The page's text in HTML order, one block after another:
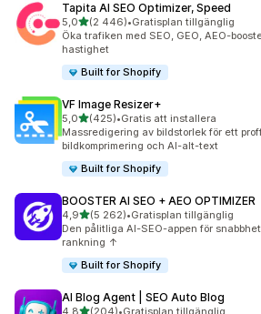
Tapita AI SEO Optimizer, Speed
5,0av 5 stjärnor
(2 446)
2446 recensioner totalt
•Gratisplan tillgänglig
Öka trafiken med SEO, GEO, AEO-
hastighet
Built for Shopify
VF Image Resizer+
5,0av 5 stjärnor
(425)
425 recensioner totalt
•Gratis att installera
Massredigering av bildstorlek för ett
bildkomprimering och AI-alt-text
Built for Shopify
BOOSTER AI SEO + AEO OPTIMIZER
4,9av 5 stjärnor
(5 262)
5262 recensioner totalt
•Gratisplan tillgänglig
Den pålitliga AI-SEO-appen för
rankning ↑
Built for Shopify
AI Blog Agent | SEO Auto Blog
4,8av 5 stjärnor
(204)•Gratisplan tillgänglig